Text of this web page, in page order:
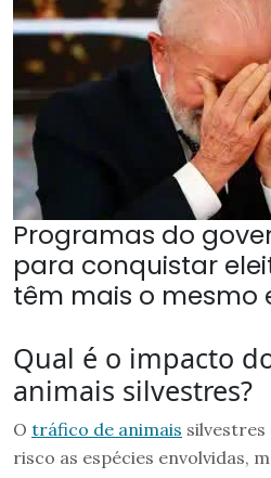
Programas do
para conquistar
têm mais o mesmo
Qual é o impacto
animais silvestres?
O tráfico de animais silvestres
risco as espécies envolvidas,